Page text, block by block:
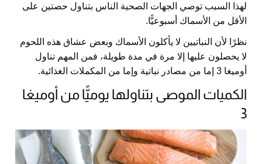
لهذا السبب توصي الجهات الصحية الناس بتناول حصتين على
الأقل من الأسماك أسبوعيًّا.
نظرًا لأن النباتيين لا يأكلون الأسماك وبعض عشاق هذه اللحوم
لا يحصلون عليها إلا مرة في مدة طويلة، فمن المهم تناول
أوميغا 3 إما من مصادر نباتية وإما من المكملات الغذائية.
الكميات الموصى بتناولها يوميًّا من أوميغا
3